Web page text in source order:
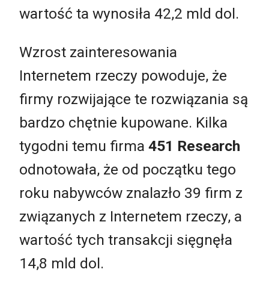
wartość ta wynosiła 42,2 mld dol.
Wzrost zainteresowania
Internetem rzeczy powoduje, że
firmy rozwijające te rozwiązania są
bardzo chętnie kupowane. Kilka
tygodni temu firma 451 Research
odnotowała, że od początku tego
roku nabywców znalazło 39 firm z
związanych z Internetem rzeczy, a
wartość tych transakcji sięgnęła
14,8 mld dol.